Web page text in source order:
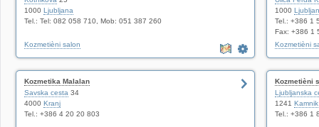
1000 Ljubljana
Tel.: Tel: 082 058 710, Mob: 051 387 260
Kozmetièni salon
1000
Tel.: +386 1
Fax: +386 1
Kozmetièni
Kozmetika Malalan
Savska cesta 34
4000 Kranj
Tel.: +386 4 20 20 803
Kozmetièni
Ljubljanska
1241 Kamnik
Tel.: +386 1